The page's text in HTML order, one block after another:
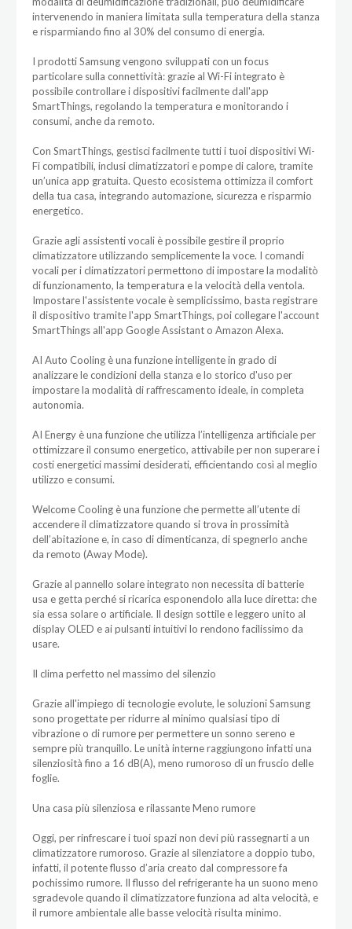
intervenendo in maniera limitata sulla temperatura della stanza
e risparmiando fino al 30% del consumo di energia.
I prodotti Samsung vengono sviluppati con un focus
particolare sulla connettività: grazie al Wi-Fi integrato è
possibile controllare i dispositivi facilmente dall'app
SmartThings, regolando la temperatura e monitorando i
consumi, anche da remoto.
Con SmartThings, gestisci facilmente tutti i tuoi dispositivi Wi-
Fi compatibili, inclusi climatizzatori e pompe di calore, tramite
un’unica app gratuita. Questo ecosistema ottimizza il comfort
della tua casa, integrando automazione, sicurezza e risparmio
energetico.
Grazie agli assistenti vocali è possibile gestire il proprio
climatizzatore utilizzando semplicemente la voce. I comandi
vocali per i climatizzatori permettono di impostare la modalitò
di funzionamento, la temperatura e la velocità della ventola.
Impostare l'assistente vocale è semplicissimo, basta registrare
il dispositivo tramite l'app SmartThings, poi collegare l'account
SmartThings all'app Google Assistant o Amazon Alexa.
AI Auto Cooling è una funzione intelligente in grado di
analizzare le condizioni della stanza e lo storico d'uso per
impostare la modalità di raffrescamento ideale, in completa
autonomia.
AI Energy è una funzione che utilizza l’intelligenza artificiale per
ottimizzare il consumo energetico, attivabile per non superare i
costi energetici massimi desiderati, efficientando così al meglio
utilizzo e consumi.
Welcome Cooling è una funzione che permette all’utente di
accendere il climatizzatore quando si trova in prossimità
dell’abitazione e, in caso di dimenticanza, di spegnerlo anche
da remoto (Away Mode).
Grazie al pannello solare integrato non necessita di batterie
usa e getta perché si ricarica esponendolo alla luce diretta: che
sia essa solare o artificiale. Il design sottile e leggero unito al
display OLED e ai pulsanti intuitivi lo rendono facilissimo da
usare.
Il clima perfetto nel massimo del silenzio
Grazie all'impiego di tecnologie evolute, le soluzioni Samsung
sono progettate per ridurre al minimo qualsiasi tipo di
vibrazione o di rumore per permettere un sonno sereno e
sempre più tranquillo. Le unità interne raggiungono infatti una
silenziosità fino a 16 dB(A), meno rumoroso di un fruscio delle
foglie.
Una casa più silenziosa e rilassante Meno rumore
Oggi, per rinfrescare i tuoi spazi non devi più rassegnarti a un
climatizzatore rumoroso. Grazie al silenziatore a doppio tubo,
infatti, il potente flusso d’aria creato dal compressore fa
pochissimo rumore. Il flusso del refrigerante ha un suono meno
sgradevole quando il climatizzatore funziona ad alta velocità, e
il rumore ambientale alle basse velocità risulta minimo.